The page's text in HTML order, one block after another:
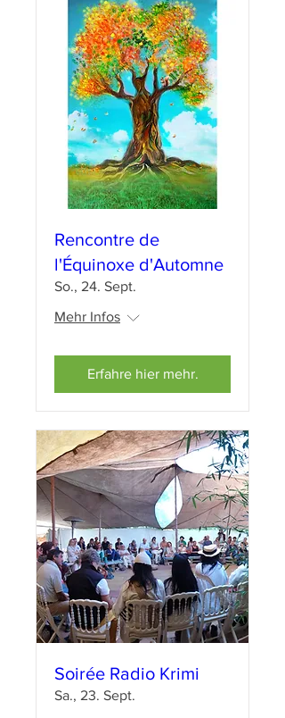
Rencontre de
l'Équinoxe d'Automne
So., 24. Sept.
Mehr Infos
Erfahre hier mehr.
Soirée Radio Krimi
Sa., 23. Sept.